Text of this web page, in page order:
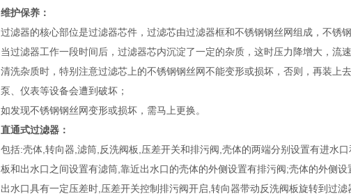
维护保养：
过滤器的核心部位是过滤器芯件，过滤芯由过滤器框和不锈钢钢丝网组成，不锈
当过滤器工作一段时间后，过滤器芯内沉淀了一定的杂质，这时压力降增大，流
清洗杂质时，特别注意过滤芯上的不锈钢钢丝网不能变形或损坏，否则，再装上
泵、仪表等设备会遭到破坏；
如发现不锈钢钢丝网变形或损坏，需马上更换。
直通式过滤器：
包括:壳体,转向器,滤筒,反洗阀板,压差开关和排污阀,壳体的两端分别设置有进水
板和出水口之间设置有滤筒,靠近出水口的壳体的外侧设置有排污阀;壳体的外侧
出水口具有一定压差时,压差开关控制排污阀开启,转向器带动反洗阀板旋转到过